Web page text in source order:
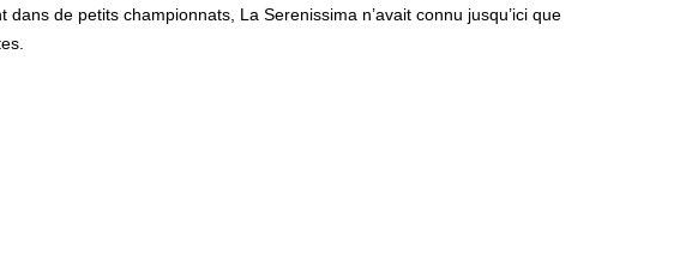
dans de petits championnats, La Serenissima n’avait connu jusqu’ici que